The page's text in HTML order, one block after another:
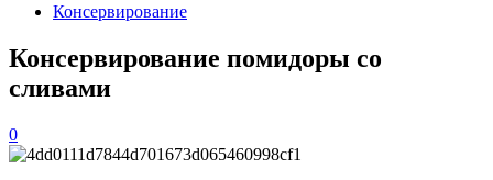
Консервирование
Консервирование помидоры со
сливами
0